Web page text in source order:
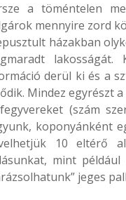
a töméntelen
mennyire zord
házakban
derül ki és a
Mindez egyrészt
(szám
koponyánként
10 eltérő
mint
jeges